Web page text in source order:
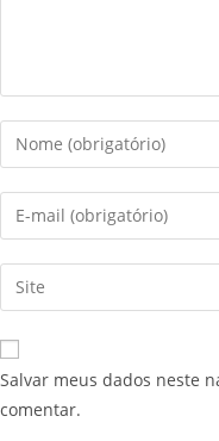
Salvar meus dados neste
comentar.